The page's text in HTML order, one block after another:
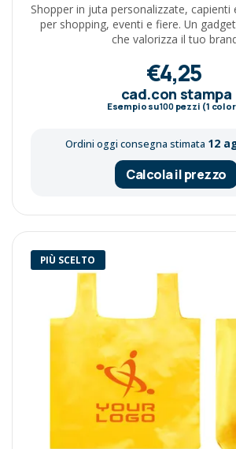
Shopper in juta personalizzate, capienti
per shopping, eventi e fiere. Un
che valorizza il tuo
€4,25
cad.con stampa
Esempio su100pezzi (1
Ordini oggi consegna stimata 12
Calcola il prezzo
PIÙ SCELTO